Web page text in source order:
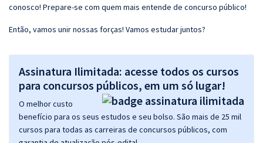
conosco! Prepare-se com quem mais entende de concurso público!
Então, vamos unir nossas forças! Vamos estudar juntos?
Assinatura Ilimitada: acesse todos os cursos
para concursos públicos, em um só lugar!
O melhor custo
benefício para os seus estudos e seu bolso. São mais de 25 mil
cursos para todas as carreiras de concursos públicos, com